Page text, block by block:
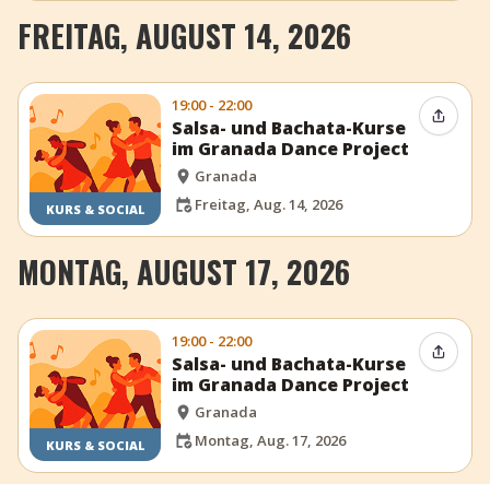
FREITAG, AUGUST 14, 2026
KURS & SOCIAL
19:00 - 22:00
Salsa- und Bachata-Kurse
im Granada Dance Project
Granada
Freitag, Aug. 14, 2026
Event
MONTAG, AUGUST 17, 2026
KURS & SOCIAL
19:00 - 22:00
Salsa- und Bachata-Kurse
im Granada Dance Project
Granada
Montag, Aug. 17, 2026
Event